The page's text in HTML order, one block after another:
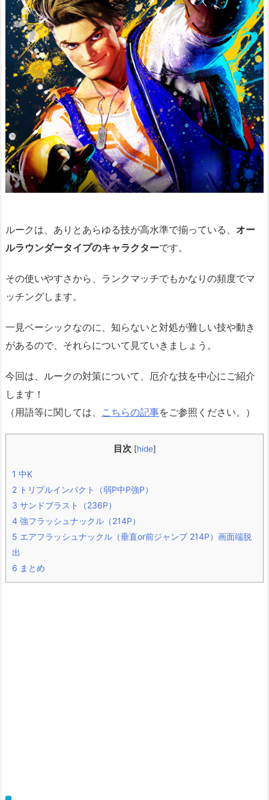
ルークは、ありとあらゆる技が高水準で揃っている、 オー
ルラウンダータイプのキャラクターです。
その使いやすさから、ランクマッチでもかなりの頻度でマ
ッチングします。
一見ベーシックなのに、知らないと対処が難しい技や動き
があるので、それらについて見ていきましょう。
今回は、ルークの対策について、厄介な技を中心にご紹介
します！
（用語等に関しては、 こちらの記事をご参照ください。）
目次 [hide]
1 中K
2 トリプルインパクト（弱P中P強P）
3 サンドブラスト（236P）
4 強フラッシュナックル（214P）
5 エアフラッシュナックル（垂直or前ジャンプ 214P）画面端脱
出
6 まとめ